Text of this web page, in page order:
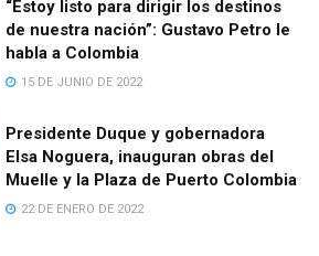
“Estoy listo para dirigir los destinos
de nuestra nación”: Gustavo Petro le
habla a Colombia
15 DE JUNIO DE 2022
Presidente Duque y gobernadora
Elsa Noguera, inauguran obras del
Muelle y la Plaza de Puerto Colombia
22 DE ENERO DE 2022